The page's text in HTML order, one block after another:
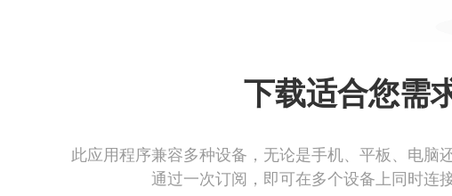
下载适合您需
此应用程序兼容多种设备，无论是手机、平板、电脑
通过一次订阅，即可在多个设备上同时连